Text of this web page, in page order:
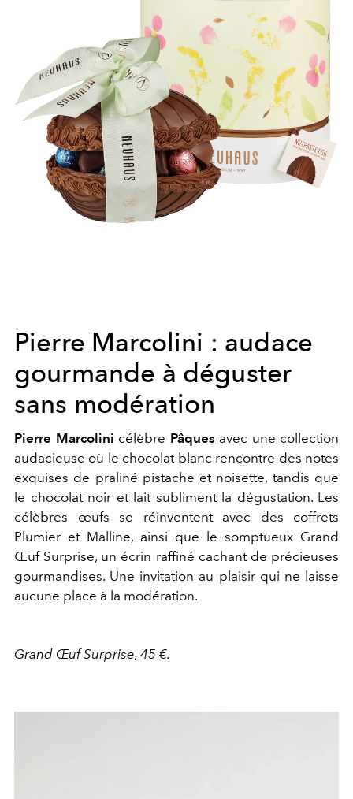
Pierre Marcolini : audace
gourmande à déguster
sans modération
Pierre Marcolini célèbre Pâques avec une collection
audacieuse où le chocolat blanc rencontre des notes
exquises de praliné pistache et noisette, tandis que
le chocolat noir et lait subliment la dégustation. Les
célèbres œufs se réinventent avec des coffrets
Plumier et Malline, ainsi que le somptueux Grand
Œuf Surprise, un écrin raffiné cachant de précieuses
gourmandises. Une invitation au plaisir qui ne laisse
aucune place à la modération.
Grand Œuf Surprise, 45 €.